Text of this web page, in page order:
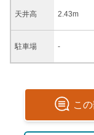
天井高 2.43m
駐車場 -
この